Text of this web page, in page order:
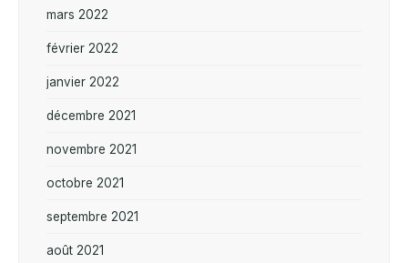
mars 2022
février 2022
janvier 2022
décembre 2021
novembre 2021
octobre 2021
septembre 2021
août 2021